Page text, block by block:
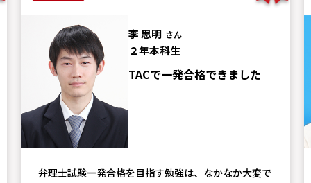
李 思明 さん
２年本科生
TACで一発合格できました
弁理士試験一発合格を目指す勉強は、なかなか大変で